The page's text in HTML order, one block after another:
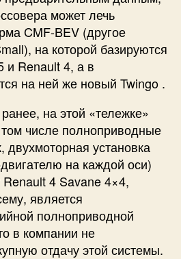
может лечь
CMF-BEV (другое
на которой базируются
и Renault 4, а в
на ней же новый Twingo .
на этой «тележке»
числе полноприводные
двухмоторная установка
на каждой оси)
4 Savane 4×4,
является
полноприводной
в компании не
отдачу этой системы.